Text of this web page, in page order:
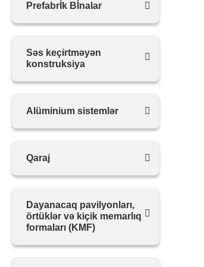
Prefabrİk Bİnalar
Səs keçirtməyən
konstruksiya
Alüminium sistemlər
Qaraj
Dayanacaq pavilyonları,
örtüklər və kiçik memarlıq
formaları (KMF)